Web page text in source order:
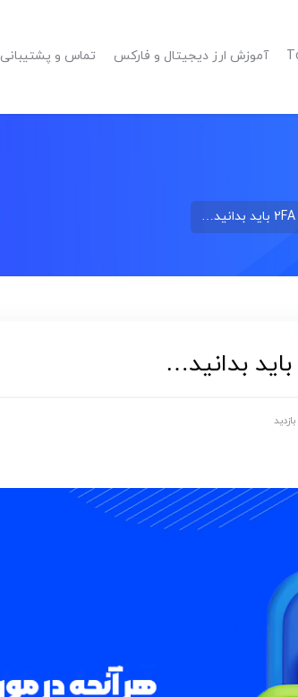
آموزش ارز دیجیتال و فارکس تماس و پشتیبانی Toobit